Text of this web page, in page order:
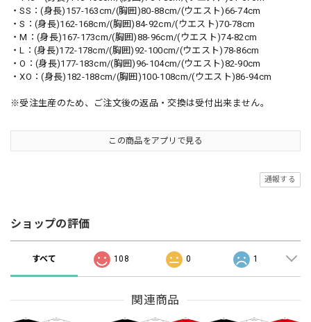
・SS：(身長)157-163cm/(胸囲)80-88cm/(ウエスト)66-74cm
・S：(身長)162-168cm/(胸囲)84-92cm/(ウエスト)70-78cm
・M：(身長)167-173cm/(胸囲)88-96cm/(ウエスト)74-82cm
・L：(身長)172-178cm/(胸囲)92-100cm/(ウエスト)78-86cm
・O：(身長)177-183cm/(胸囲)96-104cm/(ウエスト)82-90cm
・XO：(身長)182-188cm/(胸囲)100-108cm/(ウエスト)86-94cm
※受注生産のため、ご注文後の返品・交換は受付出来ません。
この商品をアプリで見る
通報する
ショップの評価
すべて 108 0 1
関連商品